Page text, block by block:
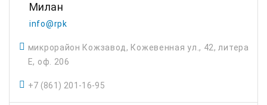
Милан
info@rpk
микрорайон Кожзавод, Кожевенная ул., 42, литера
Е, оф. 206
+7 (861) 201-16-95